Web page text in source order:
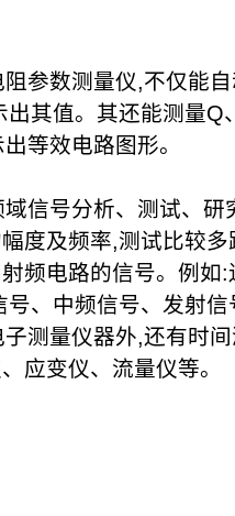
阻 参数测量仪,不仅能
出其值。其还能测量Q
出等效电路图形。
号分析、测试、研
度及频率,测试比较
频电路的信号。例如:
号、中频信号、发射信
测量仪器外,还有时
应变仪、流量仪等。